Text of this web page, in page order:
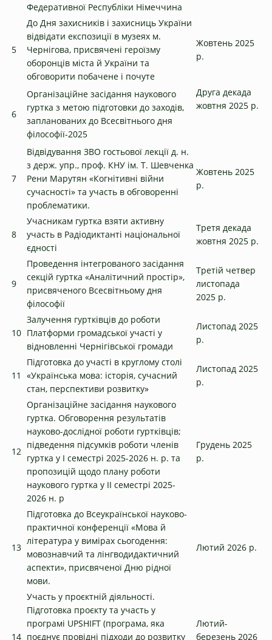
Федеративної Республіки Німеччина
5
До Дня захисників і захисниць України
відвідати експозиції в музеях м.
Чернігова, присвячені героїзму
оборонців міста й України та
обговорити побачене і почуте
Жовтень 2025
р.
6
Організаційне засідання наукового
гуртка з метою підготовки до заходів,
запланованих до Всесвітнього дня
філософії-2025
Друга декада
жовтня 2025 р.
7
Відвідування ЗВО гостьової лекції д. н.
з держ. упр., проф. КНУ ім. Т. Шевченка
Рени Марутян «Когнітивні війни
сучасності» та участь в обговоренні
проблематики.
Жовтень 2025
р.
8
Учасникам гуртка взяти активну
участь в Радіодиктанті національної
єдності
Третя декада
жовтня 2025 р.
9
Проведення інтегрованого засідання
секцій гуртка «Аналітичний простір»,
присвяченого Всесвітньому дня
філософії
Третій четвер
листопада
2025 р.
10
Залучення гуртківців до роботи
Платформи громадської участі у
відновленні Чернігівської громади
Листопад 2025
р.
11
Підготовка до участі в круглому столі
«Українська мова: історія, сучасний
стан, перспективи розвитку»
Листопад 2025
р.
12
Організаційне засідання наукового
гуртка. Обговорення результатів
науково-дослідної роботи гуртківців;
підведення підсумків роботи членів
гуртка у І семестрі 2025-2026 н. р. та
пропозицій щодо плану роботи
наукового гуртка у ІІ семестрі 2025-
2026 н. р
Грудень 2025
р.
13
Підготовка до Всеукраїнської науково-
практичної конференції «Мова й
література у вимірах сьогодення:
мовознавчий та лінгводидактичний
аспекти», присвяченої Дню рідної
мови.
Лютий 2026 р.
14
Участь у проєктній діяльності.
Підготовка проєкту та участь у
програмі UPSHIFT (програма, яка
поєднує провідні підходи до розвитку
Лютий-
березень 2026